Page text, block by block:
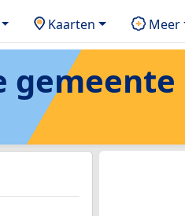
Kaarten Meer
gemeente